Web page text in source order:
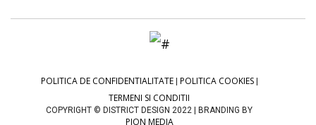
POLITICA DE CONFIDENTIALITATE| POLITICA COOKIES|
TERMENI SI CONDITII
COPYRIGHT © DISTRICT DESIGN 2022 | BRANDING BY
PION MEDIA